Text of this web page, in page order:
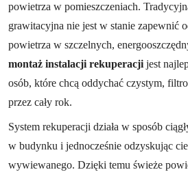
powietrza w pomieszczeniach.
grawitacyjna nie jest w stanie zapewnić
powietrza w szczelnych,
montaż instalacji rekuperacji jest
osób, które chcą oddychać czystym,
przez cały rok.
System rekuperacji działa w sposób
w budynku i jednocześnie odzyskując
wywiewanego. Dzięki temu świeże